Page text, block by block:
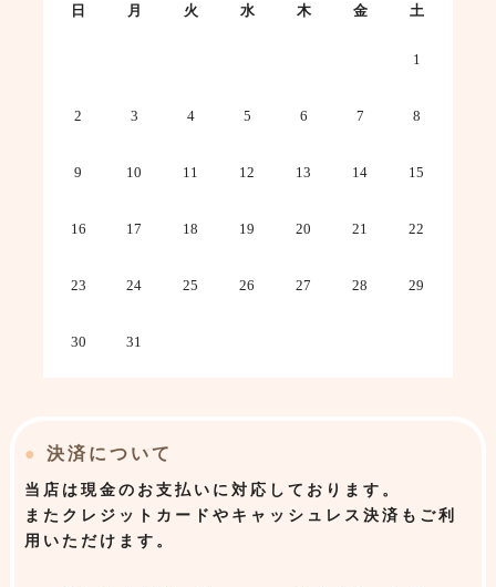
日 月 火 水 木 金 土
1
2 3 4 5 6 7 8
9 10 11 12 13 14 15
16 17 18 19 20 21 22
23 24 25 26 27 28 29
30 31
● 決済について
当店は 現金のお支払いに対応しております。
またクレジットカードやキャッシュレス決済もご利
用いただけます。